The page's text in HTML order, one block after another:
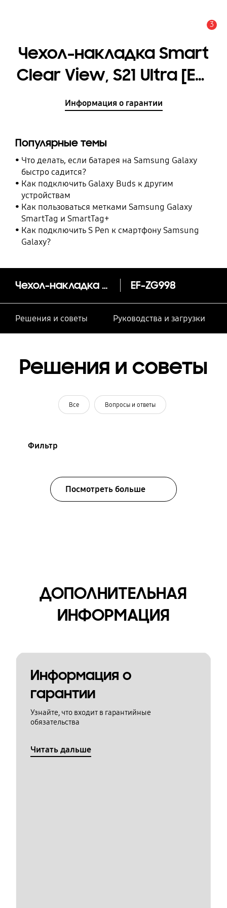
3
Чехол-накладка Smart
Clear View, S21 Ultra [EF-
ZG998CBEGRU]
Информация о гарантии
Популярные темы
Что делать, если батарея на Samsung Galaxy
быстро садится?
Как подключить Galaxy Buds к другим
устройствам
Как пользоваться метками Samsung Galaxy
SmartTag и SmartTag+
Как подключить S Pen к смартфону Samsung
Galaxy?
Чехол-накладка Smart Clear View, S21 Ultra EF-ZG998
Решения и советы Руководства и загрузки
Решения и советы
Все Вопросы и ответы
Фильтр
Посмотреть больше
ДОПОЛНИТЕЛЬНАЯ
ИНФОРМАЦИЯ
Информация о
гарантии
Узнайте, что входит в гарантийные
обязательства
Читать дальше